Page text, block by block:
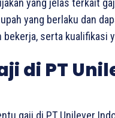
yang jelas terkait
yang berlaku dan
bekerja, serta
di PT
gaji di PT Unilever